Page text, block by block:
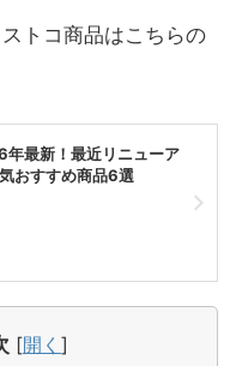
トコ商品はこちらの
年最新！最近リニューア
おすすめ商品6選
[開く ]